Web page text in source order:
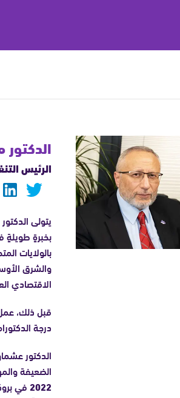
الرئيس
يتولى
بخبرةٍ طويلةٍ
بالولايات
والشرق
الاقتصادي
قبل ذلك،
درجة
الدكتور
الضعيفة
2022 في